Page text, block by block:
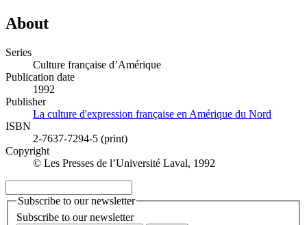
About
Series
Culture française d’Amérique
Publication date
1992
Publisher
La culture d'expression française en Amérique du Nord
ISBN
2-7637-7294-5 (print)
Copyright
© Les Presses de l’Université Laval, 1992
Subscribe to our newsletter
Subscribe to our newsletter